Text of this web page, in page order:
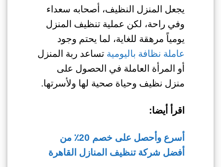
يجعل المنزل النظيف، أصحابه سعداء
وفي راحة، لكن عملية تنظيف المنزل
يومياً مرهقة للغاية، لما يحتم وجود
عاملة نظافة باليومية تساعد ربة المنزل
أو المرأة العاملة في الحصول على
منزل نظيف وحياة صحية لها ولأسرتها.
اقرأ أيضا:
أسرع وأحصل على خصم 20٪ من
أفضل شركة تنظيف المنازل القاهرة